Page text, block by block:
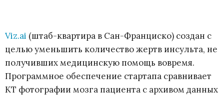
Viz.ai (штаб-квартира в Сан-Франциско) создан с
целью уменьшить количество жертв инсульта, не
получивших медицинскую помощь вовремя.
Программное обеспечение стартапа сравнивает
КТ фотографии мозга пациента с архивом данных